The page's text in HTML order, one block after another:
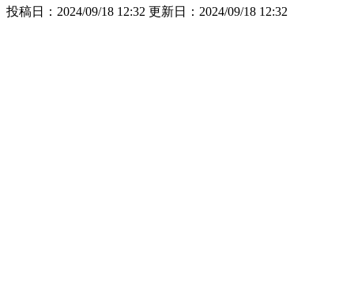
投稿日：2024/09/18 12:32 更新日： 2024/09/18 12:32